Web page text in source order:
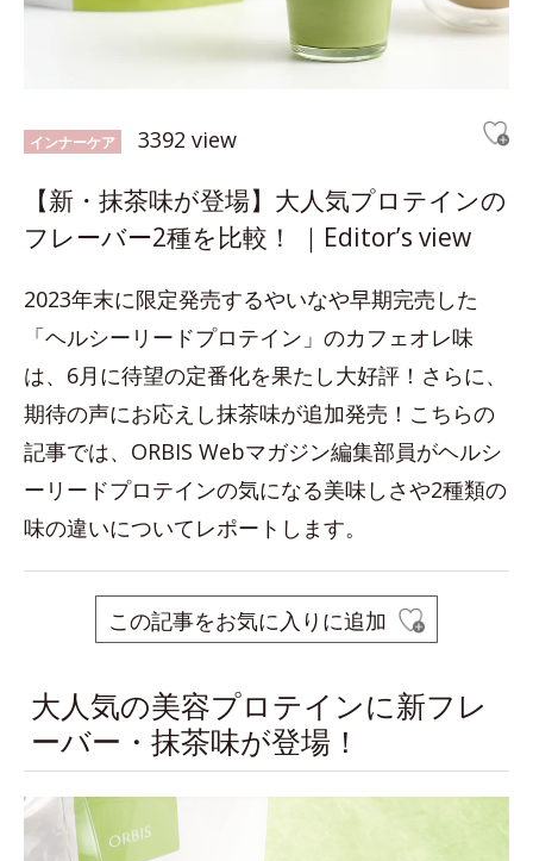
インナーケア 3392 view
【新・抹茶味が登場】大人気プロテインの
フレーバー2種を比較！ ｜Editor’s view
2023年末に限定発売するやいなや早期完売した
「ヘルシーリードプロテイン」のカフェオレ味
は、6月に待望の定番化を果たし大好評！さらに、
期待の声にお応えし抹茶味が追加発売！こちらの
記事では、ORBIS Webマガジン編集部員がヘルシ
ーリードプロテインの気になる美味しさや2種類の
味の違いについてレポートします。
この記事をお気に入りに追加
大人気の美容プロテインに新フレ
ーバー・抹茶味が登場！